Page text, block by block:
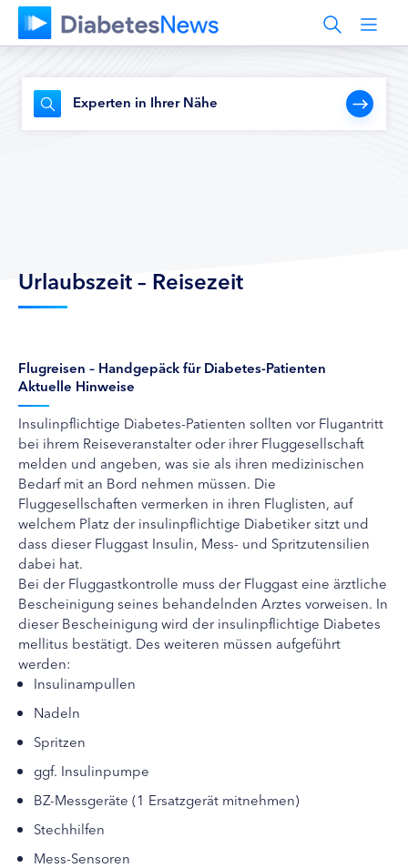
Experten in Ihrer Nähe
Urlaubszeit – Reisezeit
Flugreisen – Handgepäck für Diabetes-Patienten
Aktuelle Hinweise
Insulinpflichtige Diabetes-Patienten sollten vor Flugantritt
bei ihrem Reiseveranstalter oder ihrer Fluggesellschaft
melden und angeben, was sie als ihren medizinischen
Bedarf mit an Bord nehmen müssen. Die
Fluggesellschaften vermerken in ihren Fluglisten, auf
welchem Platz der insulinpflichtige Diabetiker sitzt und
dass dieser Fluggast Insulin, Mess- und Spritzutensilien
dabei hat.
Bei der Fluggastkontrolle muss der Fluggast eine ärztliche
Bescheinigung seines behandelnden Arztes vorweisen. In
dieser Bescheinigung wird der insulinpflichtige Diabetes
mellitus bestätigt. Des weiteren müssen aufgeführt
werden:
Insulinampullen
Nadeln
Spritzen
ggf. Insulinpumpe
BZ-Messgeräte (1 Ersatzgerät mitnehmen)
Stechhilfen
Mess-Sensoren